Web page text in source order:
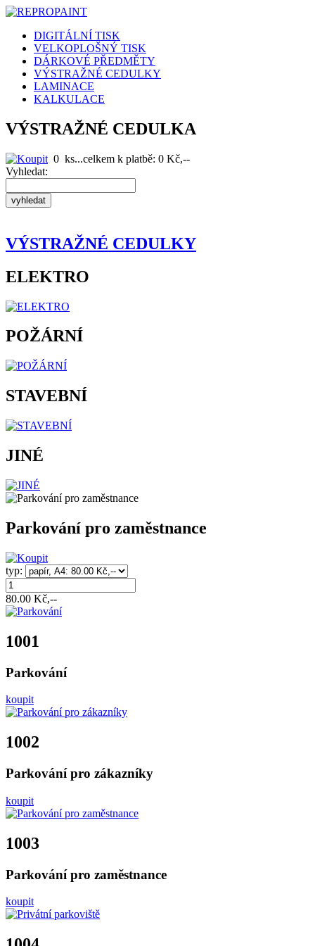
DIGITÁLNÍ TISK
VELKOPLOŠNÝ TISK
DÁRKOVÉ PŘEDMĚTY
VÝSTRAŽNÉ CEDULKY
LAMINACE
KALKULACE
VÝSTRAŽNÉ CEDULKA
0 ks...celkem k platbě: 0 Kč,--
Vyhledat:
VÝSTRAŽNÉ CEDULKY
ELEKTRO
POŽÁRNÍ
STAVEBNÍ
JINÉ
Parkování pro zaměstnance
typ:
80.00 Kč,--
1001
Parkování
koupit
1002
Parkování pro zákazníky
koupit
1003
Parkování pro zaměstnance
koupit